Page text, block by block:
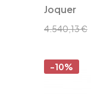
Joquer
4.540,13 €
-10%